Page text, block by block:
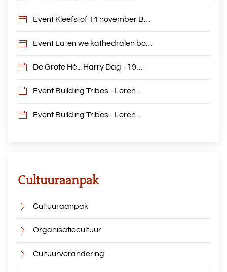
Event Kleefstof 14 november B…
Event Laten we kathedralen bo…
De Grote Hé... Harry Dag - 19…
Event Building Tribes - Leren…
Event Building Tribes - Leren…
Cultuuraanpak
Cultuuraanpak
Organisatiecultuur
Cultuurverandering